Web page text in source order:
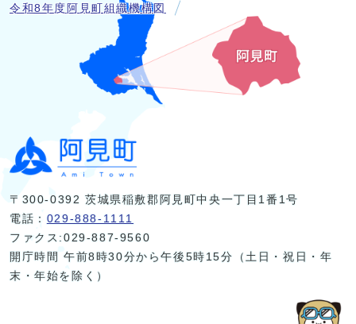
令和8年度阿見町組織機構図
〒300-0392 茨城県稲敷郡阿見町中央一丁目1番1号
電話： 029-888-1111
ファクス:029-887-9560
開庁時間 午前8時30分から午後5時15分（土日・祝日・年
末・年始を除く）